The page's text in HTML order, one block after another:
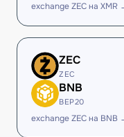
exchange ZEC на XMR
ZEC
ZEC
BNB
BEP20
exchange ZEC на BNB